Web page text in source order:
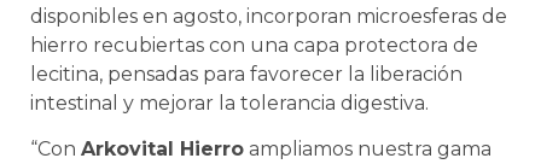
disponibles en agosto, incorporan microesferas de
hierro recubiertas con una capa protectora de
lecitina, pensadas para favorecer la liberación
intestinal y mejorar la tolerancia digestiva.
“Con Arkovital Hierro ampliamos nuestra gama